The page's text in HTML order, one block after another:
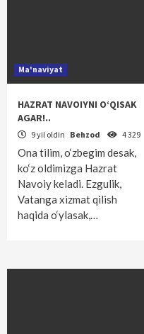
Ma'naviyat
HAZRAT NAVOIYNI O‘QISAK
AGAR!..
9 yil oldin Behzod 4 329
Ona tilim, o‘zbegim desak,
ko‘z oldimizga Hazrat
Navoiy keladi. Ezgulik,
Vatanga xizmat qilish
haqida o‘ylasak,…